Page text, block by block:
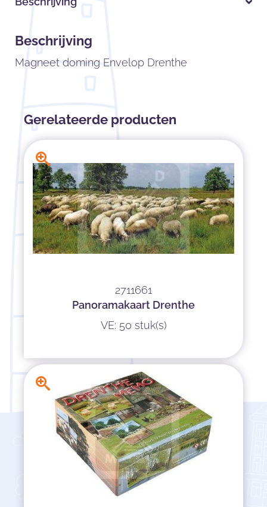
Beschrijving
Magneet doming Envelop Drenthe
Gerelateerde producten
2711661
Panoramakaart Drenthe
VE: 50 stuk(s)